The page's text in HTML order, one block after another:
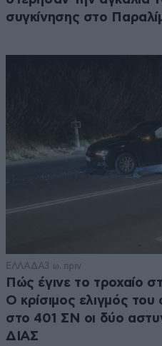
συγκίνησης στο
ΕΛΛΑΔΑ3 ω. πριν
Πώς έγινε το τροχαίο
Ο κρίσιμος ελιγμός
στο 401 ΣΝ οι δύο
ΔΙΑΣ